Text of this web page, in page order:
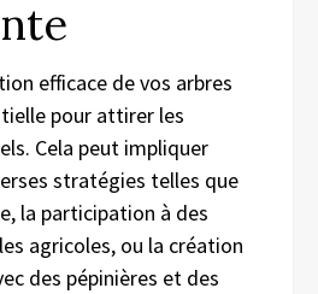
efficace de vos arbres
pour attirer les
Cela peut impliquer
stratégies telles que
la participation à des
agricoles, ou la création
des pépinières et des